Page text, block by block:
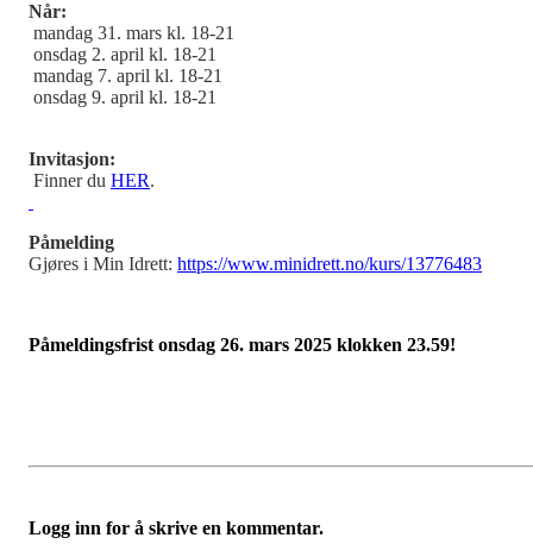
Når:
mandag 31. mars kl. 18-21
onsdag 2. april kl. 18-21
mandag 7. april kl. 18-21
onsdag 9. april kl. 18-21
Invitasjon:
Finner du HER.
Påmelding
Gjøres i Min Idrett: https://www.minidrett.no/kurs/13776483
Påmeldingsfrist onsdag 26. mars 2025 klokken 23.59!
Logg inn for å skrive en kommentar.